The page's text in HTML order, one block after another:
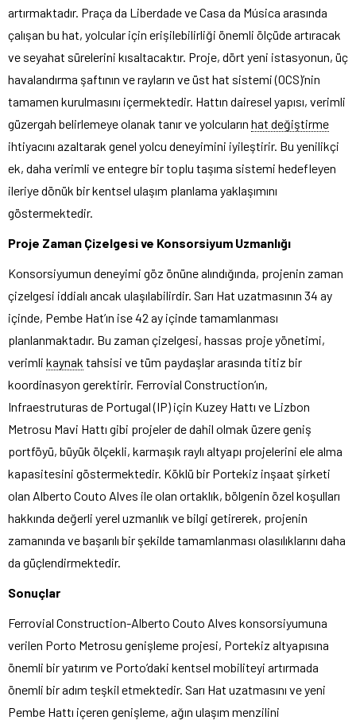
artırmaktadır. Praça da Liberdade ve Casa da Música arasında
çalışan bu hat, yolcular için erişilebilirliği önemli ölçüde artıracak
ve seyahat sürelerini kısaltacaktır. Proje, dört yeni istasyonun, üç
havalandırma şaftının ve rayların ve üst hat sistemi (OCS)’nin
tamamen kurulmasını içermektedir. Hattın dairesel yapısı, verimli
güzergah belirlemeye olanak tanır ve yolcuların hat değiştirme
ihtiyacını azaltarak genel yolcu deneyimini iyileştirir. Bu yenilikçi
ek, daha verimli ve entegre bir toplu taşıma sistemi hedefleyen
ileriye dönük bir kentsel ulaşım planlama yaklaşımını
göstermektedir.
Proje Zaman Çizelgesi ve Konsorsiyum Uzmanlığı
Konsorsiyumun deneyimi göz önüne alındığında, projenin zaman
çizelgesi iddialı ancak ulaşılabilirdir. Sarı Hat uzatmasının 34 ay
içinde, Pembe Hat’ın ise 42 ay içinde tamamlanması
planlanmaktadır. Bu zaman çizelgesi, hassas proje yönetimi,
verimli kaynak tahsisi ve tüm paydaşlar arasında titiz bir
koordinasyon gerektirir. Ferrovial Construction’ın,
Infraestruturas de Portugal (IP) için Kuzey Hattı ve Lizbon
Metrosu Mavi Hattı gibi projeler de dahil olmak üzere geniş
portföyü, büyük ölçekli, karmaşık raylı altyapı projelerini ele alma
kapasitesini göstermektedir. Köklü bir Portekiz inşaat şirketi
olan Alberto Couto Alves ile olan ortaklık, bölgenin özel koşulları
hakkında değerli yerel uzmanlık ve bilgi getirerek, projenin
zamanında ve başarılı bir şekilde tamamlanması olasılıklarını daha
da güçlendirmektedir.
Sonuçlar
Ferrovial Construction-Alberto Couto Alves konsorsiyumuna
verilen Porto Metrosu genişleme projesi, Portekiz altyapısına
önemli bir yatırım ve Porto’daki kentsel mobiliteyi artırmada
önemli bir adım teşkil etmektedir. Sarı Hat uzatmasını ve yeni
Pembe Hattı içeren genişleme, ağın ulaşım menzilini